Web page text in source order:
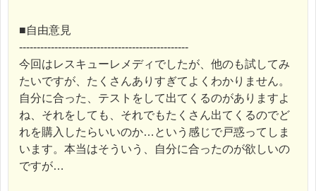
■自由意見
------------------------------------------------
今回はレスキューレメディでしたが、他のも試してみ
たいですが、たくさんありすぎてよくわかりません。
自分に合った、テストをして出てくるのがありますよ
ね、それをしても、それでもたくさん出てくるのでど
れを購入したらいいのか…という感じで戸惑ってしま
います。本当はそういう、自分に合ったのが欲しいの
ですが…